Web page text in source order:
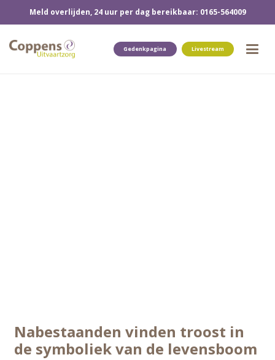
Meld overlijden, 24 uur per dag bereikbaar: 0165-564009
Gedenkpagina Livestream
Nabestaanden vinden troost in
de symboliek van de levensboom